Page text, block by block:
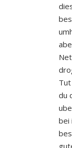
du
bei